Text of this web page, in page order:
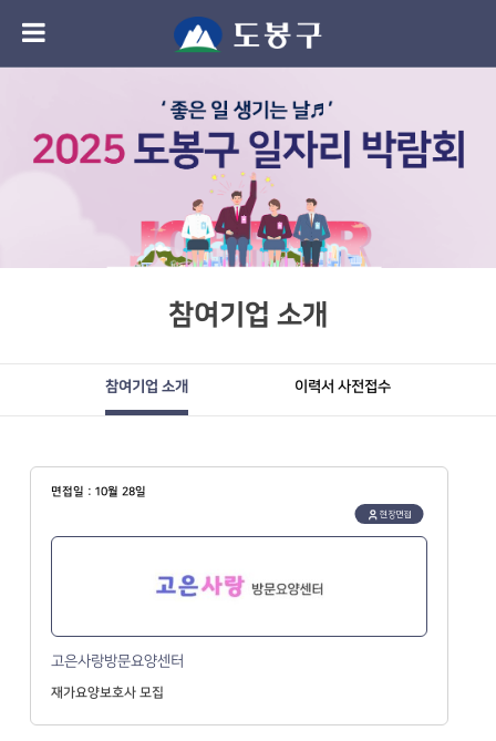
참여기업 소개
참여기업 소개 이력서 사전접수
면접일 : 10월 28일
현장면접
고은사랑방문요양센터
재가요양보호사 모집